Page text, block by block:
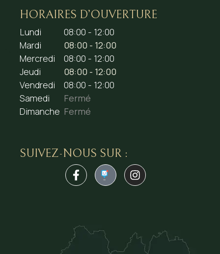
HORAIRES D’OUVERTURE
Lundi
08:00 - 12:00
Mardi
08:00 - 12:00
Mercredi
08:00 - 12:00
Jeudi
08:00 - 12:00
Vendredi
08:00 - 12:00
Samedi
Fermé
Dimanche Fermé
SUIVEZ-NOUS SUR :
1